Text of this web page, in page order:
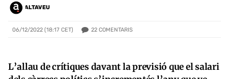
ALTAVEU
06/12/2022 (18:17 CET) 22 COMENTARIS
L’allau de crítiques davant la previsió que el salari